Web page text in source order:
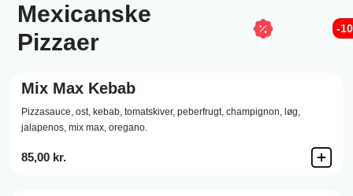
Mexicanske
Pizzaer
-
Mix Max Kebab
Pizzasauce, ost, kebab, tomatskiver, peberfrugt, champignon, løg,
jalapenos, mix max, oregano.
85,00 kr.